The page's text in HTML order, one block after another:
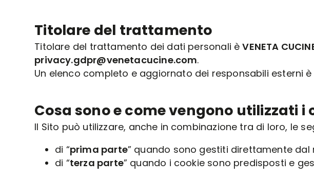
Titolare del trattamento
Titolare del trattamento dei dati personali èVENETA
privacy.gdpr@venetacucine.com.
Un elenco completo e aggiornato dei responsabili esterni
Cosa sono e come vengono utilizzati i
Il Sito può utilizzare, anche in combinazione tra di loro, le
di “prima parte” quando sono gestiti direttamente dal
di “terza parte” quando i cookie sono predisposti e